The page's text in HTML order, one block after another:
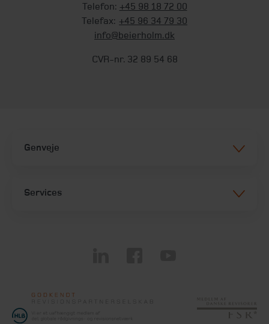
Telefon: +45 98 18 72 00
Telefax: +45 96 34 79 30
info@beierholm.dk
CVR-nr. 32 89 54 68
Genveje
Services